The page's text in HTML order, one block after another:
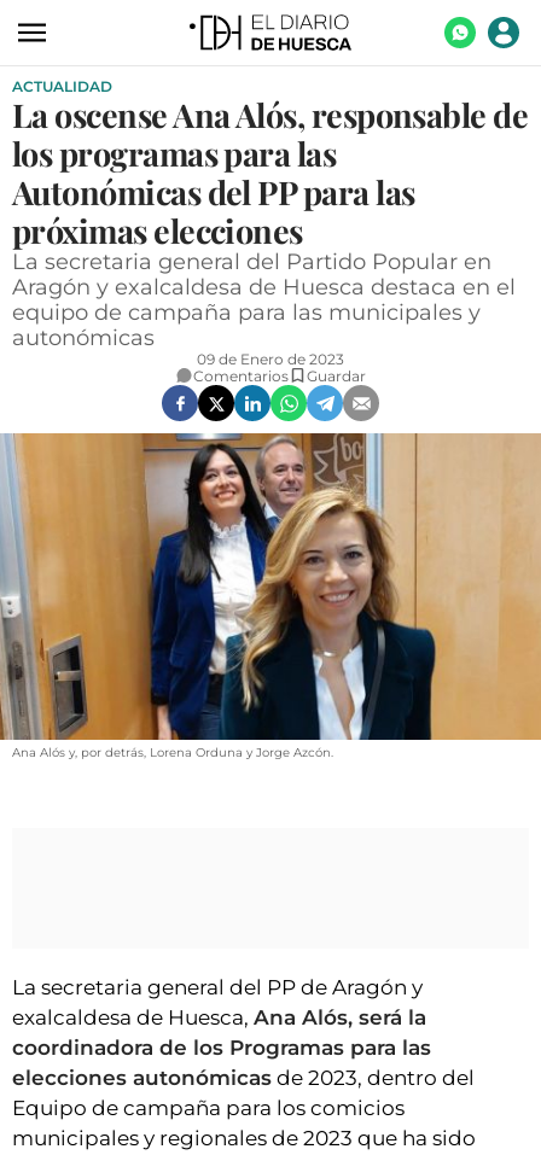
ACTUALIDAD
ECONOMÍA
TECNOLOGÍA
TURISMO
AGROALIMENTACIÓN
DEPORTES
OPINIÓN
VÍDEOS
CONTACTAR
FIESTAS EN EL ALTO ARAGÓN
FIESTAS DE SAN LORENZO
AGENDA
CARTELERA
INICIAR SESIÓN
ACTUALIDAD
La oscense Ana Alós, responsable de
los programas para las
Autonómicas del PP para las
próximas elecciones
La secretaria general del Partido Popular en
Aragón y exalcaldesa de Huesca destaca en el
equipo de campaña para las municipales y
autonómicas
09 de Enero de 2023
Comentarios
Guardar
Ana Alós y, por detrás, Lorena Orduna y Jorge Azcón.
La secretaria general del PP de Aragón y
exalcaldesa de Huesca, Ana Alós, será la
coordinadora de los Programas para las
elecciones autonómicas de 2023, dentro del
Equipo de campaña para los comicios
municipales y regionales de 2023 que ha sido